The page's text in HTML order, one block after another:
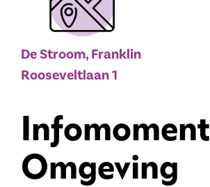
De Stroom, Franklin
Rooseveltlaan 1
Infomoment
Omgeving